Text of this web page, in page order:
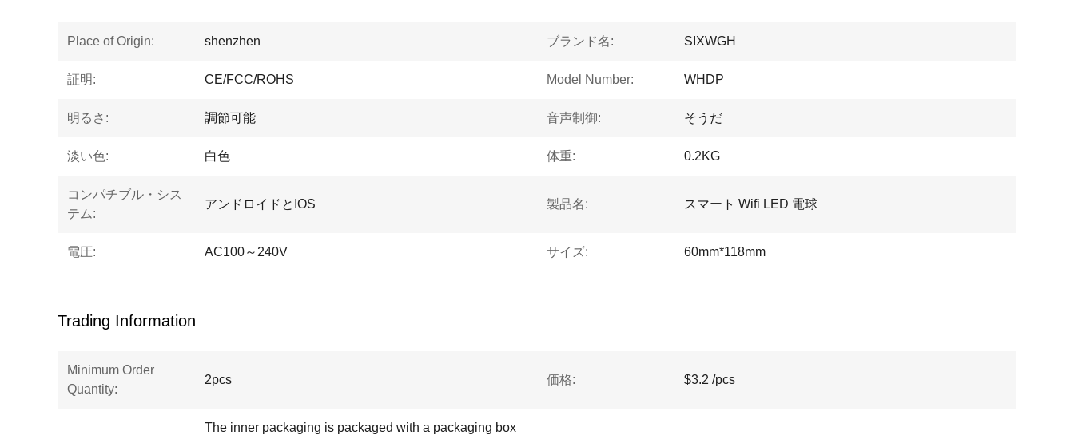
Place of Origin: shenzhen ブランド名: SIXWGH
証明: CE/FCC/ROHS Model Number: WHDP
明るさ: 調節可能 音声制御: そうだ
淡い色: 白色 体重: 0.2KG
コンパチブル・シス
テム:
アンドロイドとIOS 製品名: スマート Wifi LED 電球
電圧: AC100～240V サイズ: 60mm*118mm
Trading Information
Minimum Order
Quantity:
2pcs 価格: $3.2 /pcs
The inner packaging is packaged with a packaging box